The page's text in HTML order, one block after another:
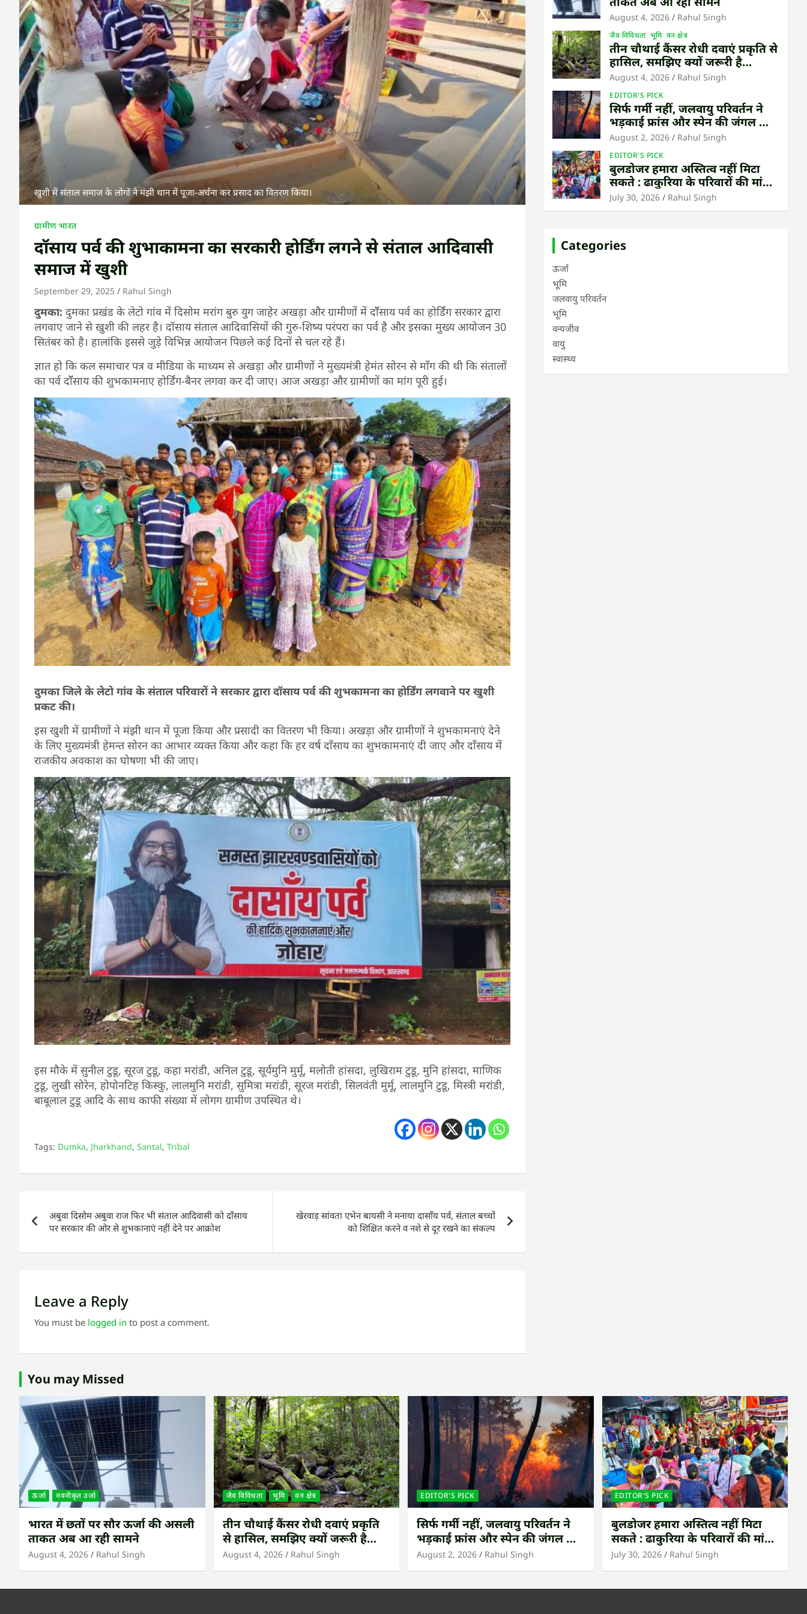
खुशी में संताल समाज के लोगों ने मंझी थान में पूजा-अर्चना कर प्रसाद का वितरण किया।
ग्रामीण भारत
दॉसाय पर्व की शुभाकामना का सरकारी होर्डिंग लगने से संताल आदिवासी
समाज में खुशी
September 29, 2025 Rahul Singh
दुमका: दुमका प्रखंड के लेटो गांव में दिसोम मरांग बुरु युग जाहेर अखड़ा और ग्रामीणों में दॉॅसाय पर्व का होर्डिंग सरकार द्वारा
लगवाए जाने से खुशी की लहर है। दॉसाय संताल आदिवासियों की गुरु-शिष्य परंपरा का पर्व है और इसका मुख्य आयोजन 30
सितंबर को है। हालांकि इससे जुड़े विभिन्न आयोजन पिछले कई दिनों से चल रहे हैं।
ज्ञात हो कि कल समाचार पत्र व मीडिया के माध्यम से अखड़ा और ग्रामीणों ने मुख्यमंत्री हेमंत सोरन से माँग की थी कि संतालों
का पर्व दॉॅसाय की शुभकामनाए होर्डिंग-बैनर लगवा कर दी जाए। आज अखड़ा और ग्रामीणों का मांग पूरी हुई।
दुमका जिले के लेटो गांव के संताल परिवारों ने सरकार द्वारा दॉसाय पर्व की शुभकामना का होर्डिंग लगवाने पर खुशी
प्रकट की।
इस खुशी में ग्रामीणों ने मंझी थान में पूजा किया और प्रसादी का वितरण भी किया। अखड़ा और ग्रामीणों ने शुभकामनाएं देने
के लिए मुख्यमंत्री हेमन्त सोरन का आभार व्यक्त किया और कहा कि हर वर्ष दॉंसाय का शुभकामनाएं दी जाए और दॉंसाय में
राजकीय अवकाश का घोषणा भी की जाए।
इस मौके में सुनील टुडू, सूरज टुडू, कहा मरांडी, अनिल टुडू, सूर्यमुनि मुर्मू, मलोती हांसदा, लुखिराम टुडू, मुनि हांसदा, माणिक
टुडू, लुखी सोरेन, होपोनटिह किस्कु, लालमुनि मरांडी, सुमित्रा मरांडी, सूरज मरांडी, सिलवंती मुर्मू, लालमुनि टुडू, मिस्त्री मरांडी,
बाबूलाल टुडू आदि के साथ काफी संख्या में लोगग ग्रामीण उपस्थित थे।
Tags: Dumka, Jharkhand, Santal, Tribal
navigation
अबुवा दिसोम अबुवा राज फिर भी संताल आदिवासी को दॉंसाय
पर सरकार की ओर से शुभकानाएं नहीं देने पर आक्रोश
खेरवाड़ सांवता एभेन बायसी ने मनाया दासॉंय पर्व, संताल बच्चों
को शिक्षित करने व नशे से दूर रखने का संकल्प
Leave a Reply
You must be logged in to post a comment.
August 4, 2026 Rahul Singh
जैव विविधता भूमि वन क्षेत्र
तीन चौथाई कैंसर रोधी दवाएं प्रकृति से
हासिल, समझिए क्यों जरूरी है
उष्णकटिबंधीय जंगल बचाना
August 4, 2026 Rahul Singh
EDITOR'S PICK
सिर्फ गर्मी नहीं, जलवायु परिवर्तन ने
भड़काई फ्रांस और स्पेन की जंगल की
आग
August 2, 2026 Rahul Singh
EDITOR'S PICK
बुलडोजर हमारा अस्तित्व नहीं मिटा
सकते : ढाकुरिया के परिवारों की मांग
– पुनर्वास हो, बेदखली नहीं
July 30, 2026 Rahul Singh
Categories
ऊर्जा
भूमि
जलवायु परिवर्तन
भूमि
वन्यजीव
वायु
स्वास्थ्य
You may Missed
ऊर्जा नवनीकृत उर्जा
भारत में छतों पर सौर ऊर्जा की असली
ताकत अब आ रही सामने
August 4, 2026 Rahul Singh
जैव विविधता भूमि वन क्षेत्र
तीन चौथाई कैंसर रोधी दवाएं प्रकृति
से हासिल, समझिए क्यों जरूरी है
उष्णकटिबंधीय जंगल बचाना
August 4, 2026 Rahul Singh
EDITOR'S PICK
सिर्फ गर्मी नहीं, जलवायु परिवर्तन ने
भड़काई फ्रांस और स्पेन की जंगल की
आग
August 2, 2026 Rahul Singh
EDITOR'S PICK
बुलडोजर हमारा अस्तित्व नहीं मिटा
सकते : ढाकुरिया के परिवारों की मांग
– पुनर्वास हो, बेदखली नहीं
July 30, 2026 Rahul Singh